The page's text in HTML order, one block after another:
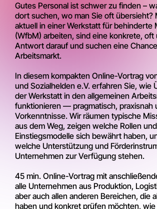
Gutes Personal ist schwer zu finden –
dort suchen, wo man Sie oft übersieht?
aktuell in einer Werkstatt für behinderte
(WfbM) arbeiten, sind eine konkrete,
Antwort darauf und suchen eine
Arbeitsmarkt.
In diesem kompakten Online-Vortrag
und Sozialhelden e.V. erfahren Sie, wie
der Werkstatt in den allgemeinen
funktionieren — pragmatisch, praxisnah
Vorkenntnisse. Wir räumen typische
aus dem Weg, zeigen welche Rollen und
Einstiegsmodelle sich bewährt haben,
welche Unterstützung und
Unternehmen zur Verfügung stehen.
45 min. Online-Vortrag mit
alle Unternehmen aus Produktion,
aber auch allen anderen Bereichen, die
haben und konkret prüfen möchten,